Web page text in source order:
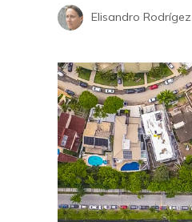
Elisandro